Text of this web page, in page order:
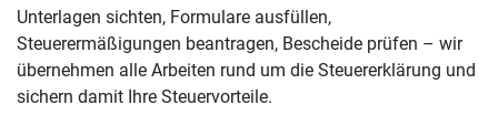
Unterlagen sichten, Formulare ausfüllen,
Steuerermäßigungen beantragen, Bescheide prüfen – wir
übernehmen alle Arbeiten rund um die Steuererklärung und
sichern damit Ihre Steuervorteile.